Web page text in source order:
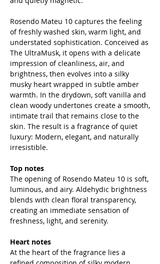
Rosendo Mateu 10 captures the feeling
of freshly washed skin, warm light, and
understated sophistication. Conceived as
The UltraMusk, it opens with a delicate
impression of cleanliness, air, and
brightness, then evolves into a silky
musky heart wrapped in subtle amber
warmth. In the drydown, soft vanilla and
clean woody undertones create a smooth,
intimate trail that remains close to the
skin. The result is a fragrance of quiet
luxury: Modern, elegant, and naturally
irresistible.
Top notes
The opening of Rosendo Mateu 10 is soft,
luminous, and airy. Aldehydic brightness
blends with clean floral transparency,
creating an immediate sensation of
freshness, light, and serenity.
Heart notes
At the heart of the fragrance lies a